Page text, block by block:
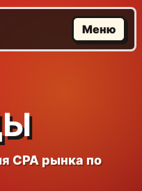
Меню
CPA рынка по